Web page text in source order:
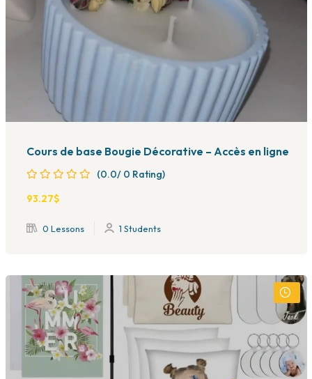
Cours de base Bougie Décorative – Accès en ligne
(0.0/ 0 Rating)
93.27$
0 Lessons 1 Students